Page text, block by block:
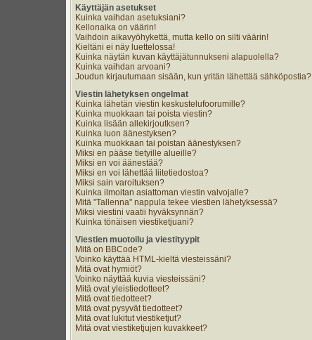
Käyttäjän asetukset
Kuinka vaihdan asetuksiani?
Kellonaika on väärin!
Vaihdoin aikavyöhykettä, mutta kello on silti väärin!
Kieltäni ei näy luettelossa!
Kuinka näytän kuvan käyttäjätunnukseni alapuolella?
Kuinka vaihdan arvoani?
Joudun kirjautumaan sisään, kun yritän lähettää sähköpostia?
Viestin lähetyksen ongelmat
Kuinka lähetän viestin keskustelufoorumille?
Kuinka muokkaan tai poista viestin?
Kuinka lisään allekirjoutksen?
Kuinka luon äänestyksen?
Kuinka muokkaan tai poistan äänestyksen?
Miksi en pääse tietyille alueille?
Miksi en voi äänestää?
Miksi en voi lähettää liitetiedostoa?
Miksi sain varoituksen?
Kuinka ilmoitan asiattoman viestin valvojalle?
Mitä "Tallenna" nappula tekee viestien lähetyksessä?
Miksi viestini vaatii hyväksynnän?
Kuinka tönäisen viestiketjuani?
Viestien muotoilu ja viestityypit
Mitä on BBCode?
Voinko käyttää HTML-kieltä viesteissäni?
Mitä ovat hymiöt?
Voinko näyttää kuvia viesteissäni?
Mitä ovat yleistiedotteet?
Mitä ovat tiedotteet?
Mitä ovat pysyvät tiedotteet?
Mitä ovat lukitut viestiketjut?
Mitä ovat viestiketjujen kuvakkeet?